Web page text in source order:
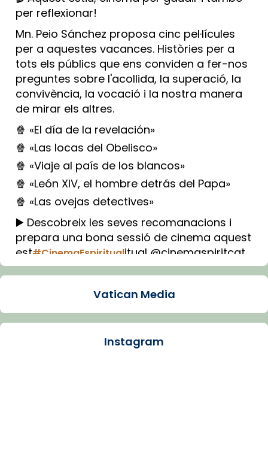
per reflexionar!
Mn. Peio Sánchez proposa cinc pel·lícules
per a aquestes vacances. Històries per a
tots els públics que ens conviden a fer-nos
preguntes sobre l'acollida, la superació, la
convivència, la vocació i la nostra manera
de mirar els altres.
🍿 «El día de la revelación»
🍿 «Las locas del Obelisco»
🍿 «Viaje al país de los blancos»
🍿 «León XIV, el hombre detrás del Papa»
🍿 «Las ovejas detectives»
▶️ Descobreix les seves recomanacions i
prepara una bona sessió de cinema aquest
est#CinemaEspiritualitual @cinemaspiritcat
Imatge: Generada amb IA (OpenAI)
Arquebisbat de Barcelona
Vatican Media
Instagram